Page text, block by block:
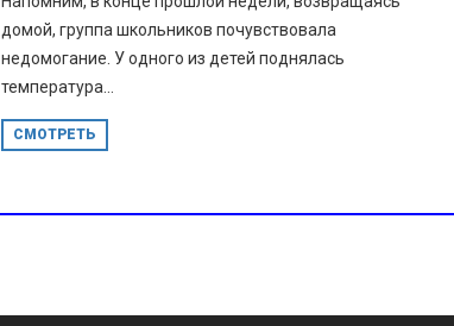
домой, группа школьников почувствовала
недомогание. У одного из детей поднялась
температура...
СМОТРЕТЬ